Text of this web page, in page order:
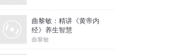
曲黎敏：精讲《黄帝内
经》养生智慧
曲黎敏